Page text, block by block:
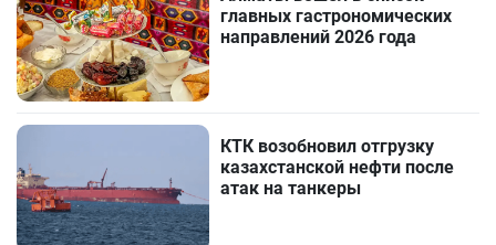
главных гастрономических
направлений 2026 года
КТК возобновил отгрузку
казахстанской нефти после
атак на танкеры